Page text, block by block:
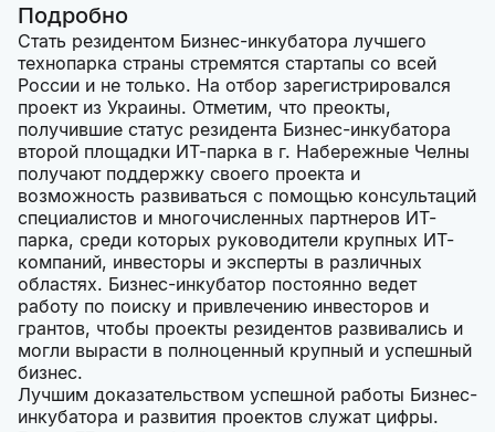
Подробно
Стать резидентом Бизнес-инкубатора лучшего
технопарка страны стремятся стартапы со всей
России и не только. На отбор зарегистрировался
проект из Украины. Отметим, что преокты,
получившие статус резидента Бизнес-инкубатора
второй площадки ИТ-парка в г. Набережные Челны
получают поддержку своего проекта и
возможность развиваться с помощью консультаций
специалистов и многочисленных партнеров ИТ-
парка, среди которых руководители крупных ИТ-
компаний, инвесторы и эксперты в различных
областях. Бизнес-инкубатор постоянно ведет
работу по поиску и привлечению инвесторов и
грантов, чтобы проекты резидентов развивались и
могли вырасти в полноценный крупный и успешный
бизнес.
Лучшим доказательством успешной работы Бизнес-
инкубатора и развития проектов служат цифры.